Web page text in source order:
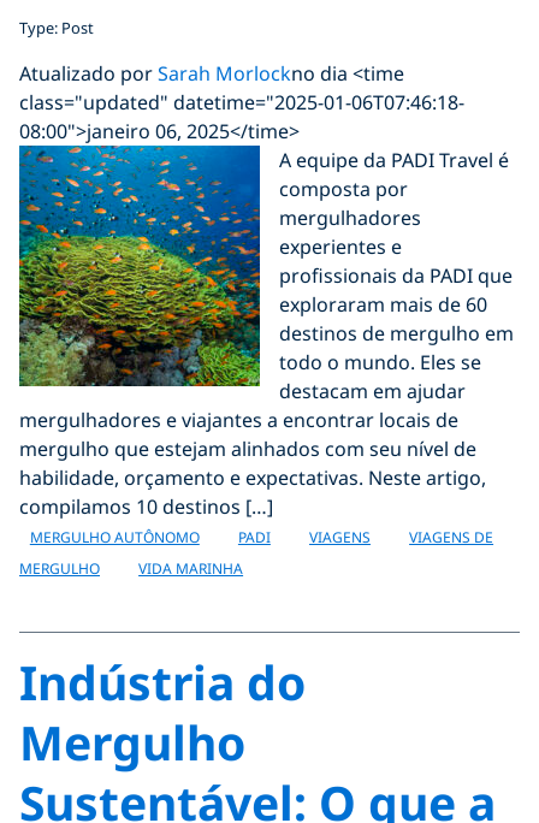
Type: Post
Atualizado porSarah Morlockno dia <time
class="updated" datetime="2025-01-06T07:46:18-
08:00">janeiro 06, 2025</time>
A equipe da PADI Travel é
composta por
mergulhadores
experientes e
profissionais da PADI que
exploraram mais de 60
destinos de mergulho em
todo o mundo. Eles se
destacam em ajudar
mergulhadores e viajantes a encontrar locais de
mergulho que estejam alinhados com seu nível de
habilidade, orçamento e expectativas. Neste artigo,
compilamos 10 destinos […]
MERGULHO AUTÔNOMO PADI VIAGENS
VIAGENS DE
MERGULHO
VIDA MARINHA
Indústria do
Mergulho
Sustentável: O que a